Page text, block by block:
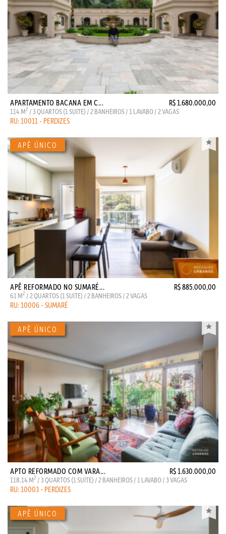
APARTAMENTO BACANA EM C... R$ 1.680.000,00
114 M2 / 3 QUARTOS (1 SUITE) / 2 BANHEIROS / 1 LAVABO / 2 VAGAS
RU: 10011 - PERDIZES
APÊ REFORMADO NO SUMARÉ... R$ 885.000,00
61 M2 / 2 QUARTOS (1 SUITE) / 2 BANHEIROS / 2 VAGAS
RU: 10006 - SUMARÉ
APTO REFORMADO COM VARA... R$ 1.630.000,00
118.14 M2 / 3 QUARTOS (1 SUITE) / 2 BANHEIROS / 1 LAVABO / 3 VAGAS
RU: 10003 - PERDIZES